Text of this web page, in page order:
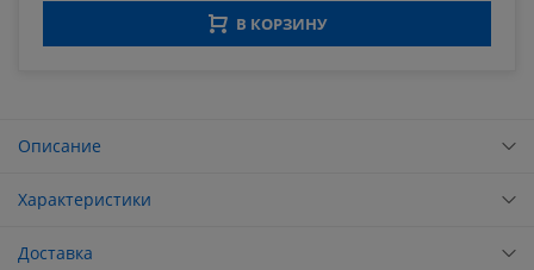
В КОРЗИНУ
Описание
Характеристики
Доставка